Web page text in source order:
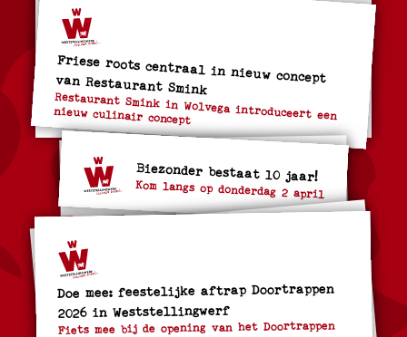
Friese roots centraal in nieuw concept van Restaurant Smink
Restaurant Smink in Wolvega introduceert een
nieuw culinair concept
Biezonder bestaat 10 jaar!
Kom langs op donderdag 2 april
Doe mee: feestelijke aftrap Doortrappen
2026 in Weststellingwerf
Fiets mee bij de opening van het Doortrappen